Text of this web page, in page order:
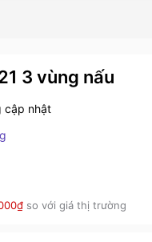
3 vùng nấu
cập nhật
so với giá thị trường